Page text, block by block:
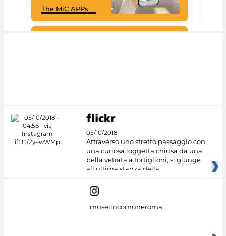
The MiC APPs
05/10/2018
Attraverso uno stretto passaggio con
una curiosa loggetta chiusa da una
bella vetrata a tortiglioni, si giunge
all'ultima stanza della
museiincomuneroma